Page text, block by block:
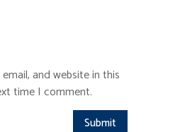
and website in this
time I comment.